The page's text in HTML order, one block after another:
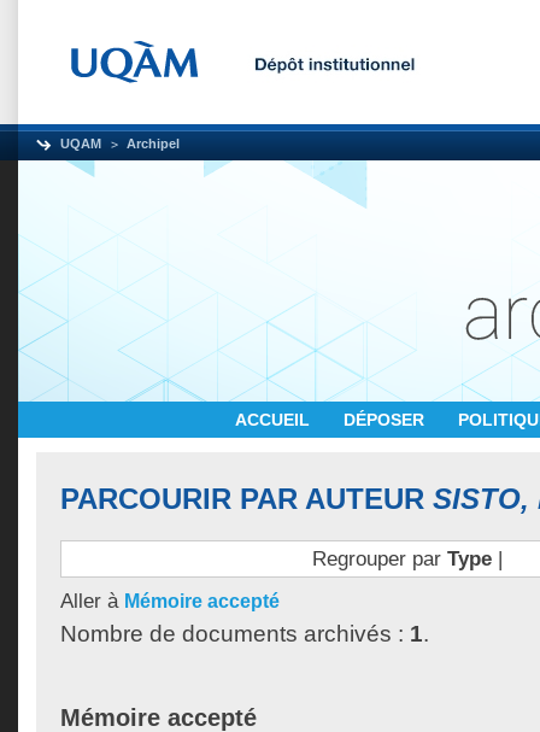
UQAM Archipel
ACCUEIL DÉPOSER
PARCOURIR PAR AUTEUR SISTO,
Regrouper par Type|
Aller à Mémoire accepté
Nombre de documents archivés : 1.
Mémoire accepté